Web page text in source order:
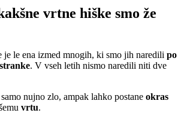
vrtne hiške smo že
je le ena izmed mnogih, ki smo jih naredili po
. V vseh letih nismo naredili niti dve
nujno zlo, ampak lahko postane okras
vrtu.